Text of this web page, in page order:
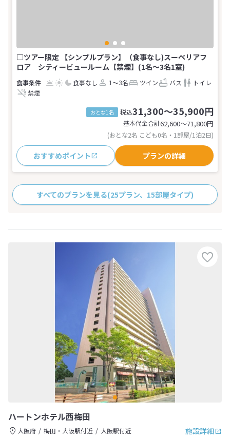
□ツアー限定 【シンプルプラン】（食事なし)スーペリアフ
ロア シティービュールーム【禁煙】(1名～3名1室)
食事なし 1～3名 ツイン バス
トイレ
禁煙
おとな1名 税込31,300～35,900円
基本代金合計62,600〜71,800円
(おとな2名 こども0名・1部屋/1泊2日)
おすすめポイント プランの詳細
すべてのプランを見る(25プラン、15部屋タイプ)
ハートンホテル西梅田
施設詳細
大阪府 梅田・大阪駅付近
大阪駅付近